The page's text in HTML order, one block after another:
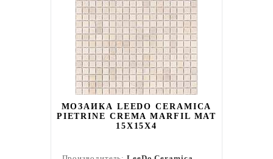
МОЗАИКА LEEDO CERAMICA
PIETRINE CREMA MARFIL MAT
15X15X4